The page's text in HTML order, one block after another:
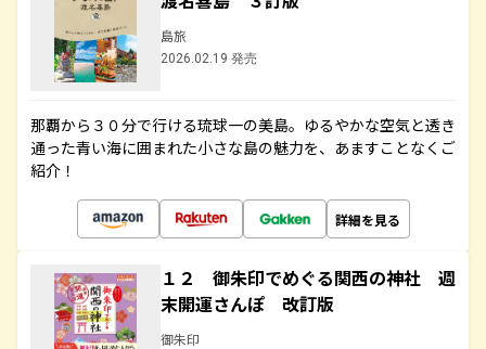
島旅
2026.02.19 発売
那覇から３０分で行ける琉球一の美島。ゆるやかな空気と透き
通った青い海に囲まれた小さな島の魅力を、あますことなくご
紹介！
詳細を見る
１２ 御朱印でめぐる関西の神社 週
末開運さんぽ 改訂版
御朱印